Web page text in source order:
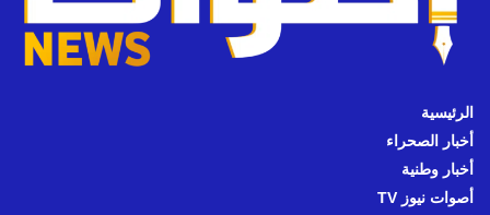
الرئيسية
أخبار الصحراء
أخبار وطنية
أصوات نيوز TV